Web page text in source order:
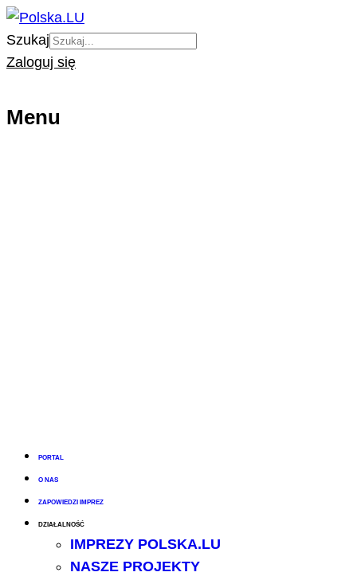
Szukaj
Zaloguj się
Menu
PORTAL
O NAS
ZAPOWIEDZI IMPREZ
DZIAŁALNOŚĆ
IMPREZY POLSKA.LU
NASZE PROJEKTY